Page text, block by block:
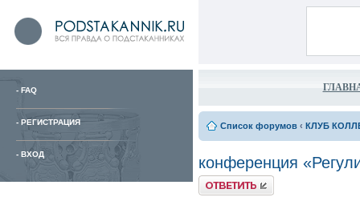
- FAQ
- РЕГИСТРАЦИЯ
- ВХОД
Список форумов ‹ КЛУБ
конференция